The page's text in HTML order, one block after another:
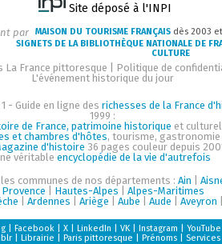
Site déposé à l'INPI
par MAISON DU TOURISME FRANÇAIS dès 2003
SIGNETS DE LA BIBLIOTHÈQUE NATIONALE DE
CULTURE
La France pittoresque
Politique de
L'événement historique du jour
1 - Guide en ligne des richesses de la France
1999 :
de France, patrimoine historique et
et chambres d'hôtes, tourisme, gastronomie
d'histoire 36 pages couleur depuis
véritableencyclopédie de la vie d'autrefois
communes de nos départements :Ain |
Provence
Hautes-Alpes
Alpes-Maritimes
|Ardennes |Ariège |Aube |Aude |Aveyron
|Facebook |X |LinkedIn |VK |Instagram |YouTube
|Librairie |Paris pittoresque |Prénoms Services